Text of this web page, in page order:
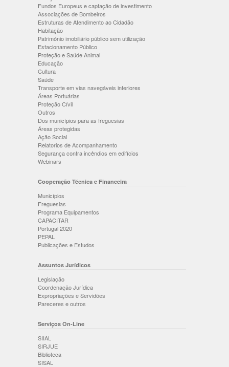
Fundos Europeus e captação de investimento
Associações de Bombeiros
Estruturas de Atendimento ao Cidadão
Habitação
Património imobiliário público sem utilização
Estacionamento Público
Proteção e Saúde Animal
Educação
Cultura
Saúde
Transporte em vias navegáveis interiores
Áreas Portuárias
Proteção Cívil
Outros
Dos municípios para as freguesias
Áreas protegidas
Ação Social
Relatorios de Acompanhamento
Segurança contra incêndios em edifícios
Webinars
Cooperação Técnica e Financeira
Municípios
Freguesias
Programa Equipamentos
CAPACITAR
Portugal 2020
PEPAL
Publicações e Estudos
Assuntos Jurídicos
Legislação
Coordenação Jurídica
Expropriações e Servidões
Pareceres e outros
Serviços On-Line
SIIAL
SIRJUE
Biblioteca
SISAL